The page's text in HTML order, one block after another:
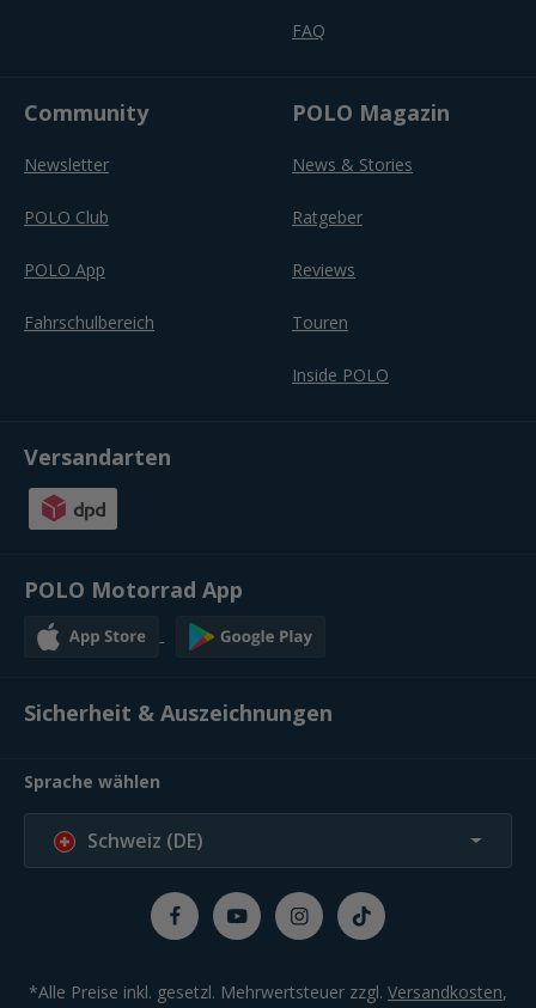
FAQ
Community
Newsletter
POLO Club
POLO App
Fahrschulbereich
POLO Magazin
News & Stories
Ratgeber
Reviews
Touren
Inside POLO
Versandarten
POLO Motorrad App
Sicherheit & Auszeichnungen
Sprache wählen
Schweiz (DE)
*Alle Preise inkl. gesetzl. Mehrwertsteuer zzgl. Versandkosten,